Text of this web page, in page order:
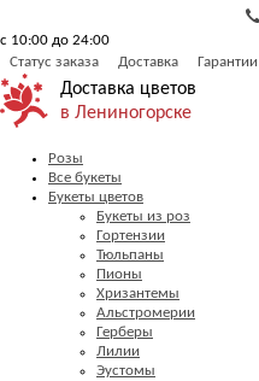
с 10:00 до 24:00
Статус заказа
Доставка Гарантии
Доставка цветов
в Лениногорске
Розы
Все букеты
Букеты цветов
Букеты из роз
Гортензии
Тюльпаны
Пионы
Хризантемы
Альстромерии
Герберы
Лилии
Эустомы